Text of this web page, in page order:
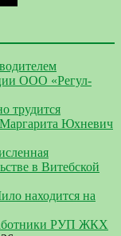
ООО «Регул-
трудится
Маргарита Юхневич
в Витебской
находится на
РУП ЖКХ